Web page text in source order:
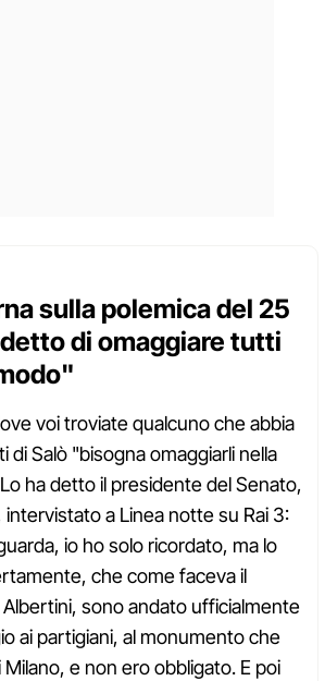
sulla polemica del 25
di omaggiare tutti
voi troviate qualcuno che abbia
di Salò "bisogna omaggiarli nella
ha detto il presidente del Senato,
intervistato a Linea notte su Rai 3:
io ho solo ricordato, ma lo
che come faceva il
sono andato ufficialmente
ai partigiani, al monumento che
e non ero obbligato. E poi